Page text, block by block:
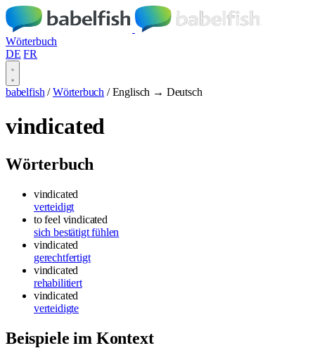
Wörterbuch
DE FR
babelfish / Wörterbuch / Englisch → Deutsch
vindicated
Wörterbuch
vindicated
verteidigt
to feel vindicated
sich bestätigt fühlen
vindicated
gerechtfertigt
vindicated
rehabilitiert
vindicated
verteidigte
Beispiele im Kontext